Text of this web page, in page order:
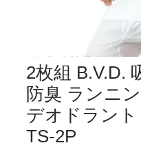
2枚組 B.V.D.
防臭 ランニ
デオドラント
TS-2P